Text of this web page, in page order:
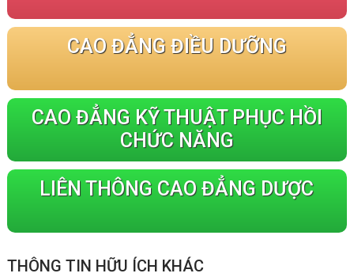
CAO ĐẲNG ĐIỀU DƯỠNG
CAO ĐẲNG KỸ THUẬT PHỤC HỒI
CHỨC NĂNG
LIÊN THÔNG CAO ĐẲNG DƯỢC
THÔNG TIN HỮU ÍCH KHÁC